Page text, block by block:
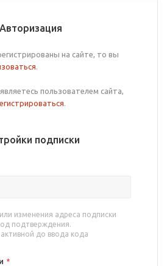
Авторизация
на сайте, то вы
.
пользователем сайта,
.
подписки
изменения адреса подписки
подтверждения.
до ввода кода
*